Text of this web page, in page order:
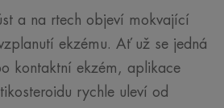
a na rtech objeví mokvající
ekzému. Ať už se jedná
kontaktní ekzém, aplikace
rychle uleví od